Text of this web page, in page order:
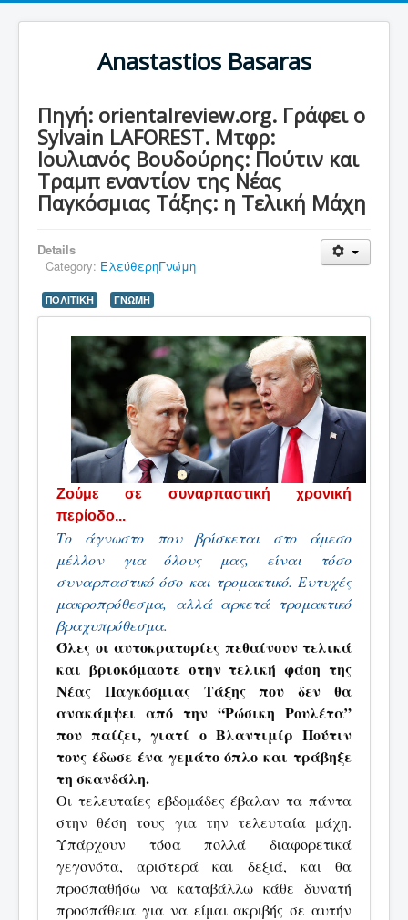
Anastastios Basaras
Πηγή: orientalreview.org. Γράφει ο
Sylvain LAFOREST. Μτφρ:
Ιουλιανός Βουδούρης: Πούτιν και
Τραμπ εναντίον της Νέας
Παγκόσμιας Τάξης: η Τελική Μάχη
Details
Category: ΕλεύθερηΓνώμη
ΠΟΛΙΤΙΚΗ ΓΝΩΜΗ
Ζούμε σε συναρπαστική χρονική
περίοδο...
Το άγνωστο που βρίσκεται στο άμεσο
μέλλον για όλους μας, είναι τόσο
συναρπαστικό όσο και τρομακτικό. Ευτυχές
μακροπρόθεσμα, αλλά αρκετά τρομακτικό
βραχυπρόθεσμα.
Όλες οι αυτοκρατορίες πεθαίνουν τελικά
και βρισκόμαστε στην τελική φάση της
Νέας Παγκόσμιας Τάξης που δεν θα
ανακάμψει από την “Ρώσικη Ρουλέτα”
που παίζει, γιατί ο Βλαντιμίρ Πούτιν
τους έδωσε ένα γεμάτο όπλο και τράβηξε
τη σκανδάλη.
Οι τελευταίες εβδομάδες έβαλαν τα πάντα
στην θέση τους για την τελευταία μάχη.
Υπάρχουν τόσα πολλά διαφορετικά
γεγονότα, αριστερά και δεξιά, και θα
προσπαθήσω να καταβάλλω κάθε δυνατή
προσπάθεια για να είμαι ακριβής σε αυτήν